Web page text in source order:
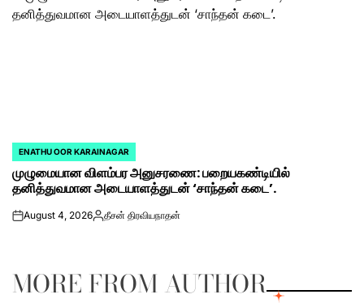
POSTED
IN
ENATHU OOR KARAINAGAR
முழுமையான விளம்பர அனுசரணை: பறையகண்டியில்
தனித்துவமான அடையாளத்துடன் ‘சாந்தன் கடை’.
onAugust 4, 2026Posted
தீசன் திரவியநாதன்
MORE FROM AUTHOR